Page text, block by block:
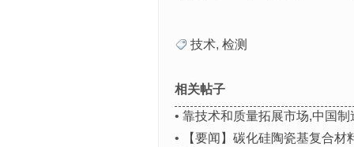
技术, 检测
相关帖子
• 靠技术和质量拓展市场,中国制
•
【要闻】碳化硅陶瓷基复合